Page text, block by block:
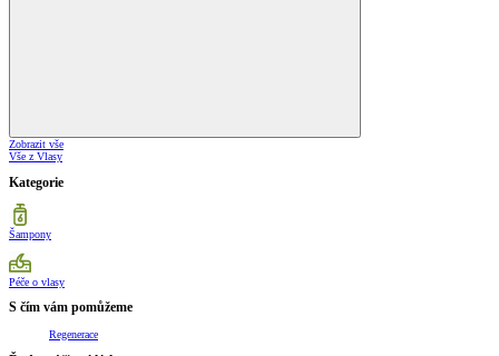
Zobrazit vše
Vše z Vlasy
Kategorie
Šampony
Péče o vlasy
S čím vám pomůžeme
Regenerace